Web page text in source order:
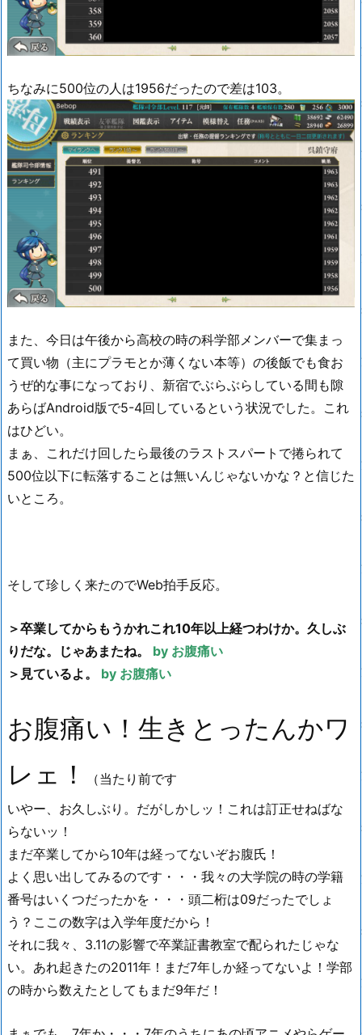
ちなみに500位の人は1956だったので差は103。
また、今日は午後から高校の時の科学部メンバーで集まっ
て買い物（主にプラモとか薄くない本等）の後飯でも食お
うぜ的な事になっており、新宿でぶらぶらしている間も隙
あらばAndroid版で5-4回しているという状況でした。これ
はひどい。
まぁ、これだけ回したら最後のラストスパートで捲られて
500位以下に転落することは無いんじゃないかな？と信じた
いところ。
そして珍しく来たのでWeb拍手反応。
＞卒業してからもうかれこれ10年以上経つわけか。久しぶ
りだな。じゃあまたね。 by お腹痛い
＞見ているよ。 by お腹痛い
お腹痛い！生きとったんかワ
レェ！
（当たり前です
いやー、お久しぶり。だがしかしッ！これは訂正せねばな
らないッ！
まだ卒業してから10年は経ってないぞお腹氏！
よく思い出してみるのです・・・我々の大学院の時の学籍
番号はいくつだったかを・・・頭二桁は09だったでしょ
う？ここの数字は入学年度だから！
それに我々、3.11の影響で卒業証書教室で配られたじゃな
い。あれ起きたの2011年！まだ7年しか経ってないよ！学部
の時から数えたとしてもまだ9年だ！